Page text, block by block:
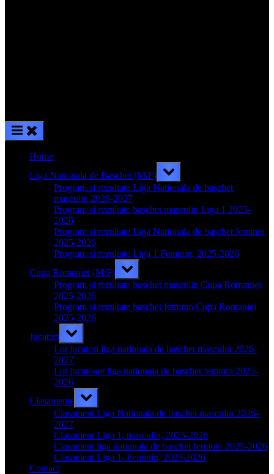
Home
Liga Nationala de Baschet (M/F)
Toggle
sub-
menu
Program si rezultate Liga Nationala de baschet
masculin 2026-2027
Program si rezultate baschet masculin Liga 1 2025-
2026
Program si rezultate Liga Nationala de baschet feminin
2025-2026
Program si rezultate Liga 1 Feminin, 2025-2026
Cupa Romaniei (M/F)
Toggle
sub-
menu
Program si rezultate baschet masculin Cupa Romaniei
2025-2026
Program si rezultate baschet feminin Cupa Romaniei
2025-2026
Jucatori
Toggle
sub-
menu
Lot jucatori liga nationala de baschet masculin 2026-
2027
Lot jucatoare liga nationala de baschet feminin 2025-
2026
Clasamente
Toggle
sub-
menu
Clasament Liga Nationala de baschet masculin 2026-
2027
Clasament Liga 1, masculin, 2025-2026
Clasament liga nationala de baschet feminin 2025-2026
Clasament Liga 1, Feminin, 2025-2026
Contact